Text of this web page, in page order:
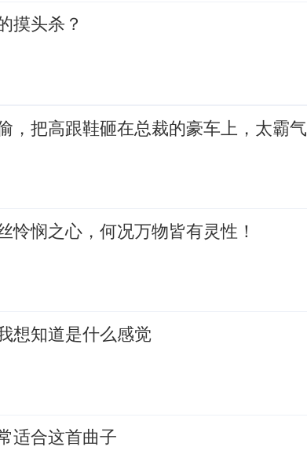
摸头杀？
，把高跟鞋砸在总裁的豪车上，太霸气
怜悯之心，何况万物皆有灵性！
想知道是什么感觉
适合这首曲子